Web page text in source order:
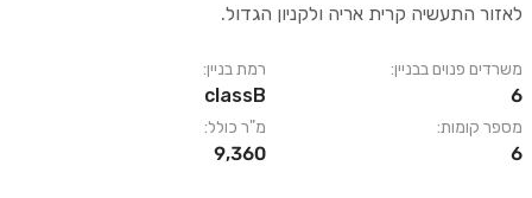
לאזור התעשיה קרית אריה ולקניון הגדול.
משרדים פנוים בבניין:
6
מספר קומות:
6
רמת בניין:
classB
מ"ר כולל:
9,360